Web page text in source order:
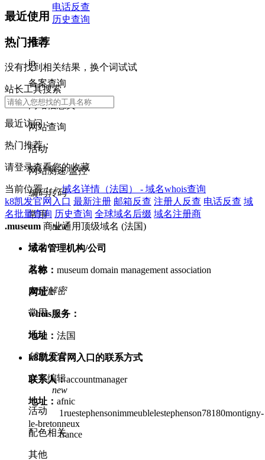
电话反查
历史查询
活动
ip
备案查询
网站信息类
网站查询
活动
网站测速/监控
编码转码
常用
new
活动
其他
加密解密
常用
活动
辅助工具
文字编辑
new
活动
配色相关
其他
最近使用
热门推荐
没有找到相关结果，换个词试试
站长工具搜索
最近访问：
热门推荐：
请登录查看您的收藏
当前位置： >域名详情（法国） - 域名whois查询
k8凯发官网入口 最新注册 邮箱反查 注册人反查 电话反查 域
名批量查询 历史查询 全球域名后缀 域名注册商
.museum 商业通用顶级域名 (法国)
域名管理机构/公司
名称： museum domain management association
网址：
whois服务：
地址： 法国
k8凯发官网入口的联系方式
联系人：accountmanager
地址： afnic
1ruestephensonimmeublelestephenson78180montigny-
le-bretonneux
france